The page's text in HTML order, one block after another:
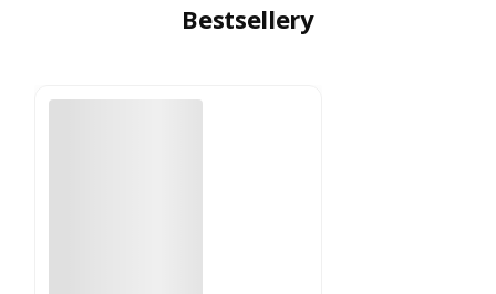
Bestsellery